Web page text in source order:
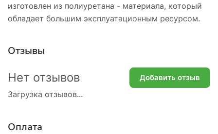
изготовлен из полиуретана - материала, который
обладает большим эксплуатационным ресурсом.
Отзывы
Загрузка отзывов...
Нет отзывов Добавить отзыв
Оплата